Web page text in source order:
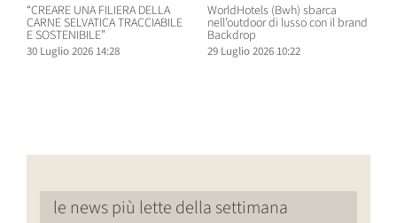
“CREARE UNA FILIERA DELLA
CARNE SELVATICA TRACCIABILE
E SOSTENIBILE”
30 Luglio 2026 14:28
WorldHotels (Bwh) sbarca
nell’outdoor di lusso con il brand
Backdrop
29 Luglio 2026 10:22
le news più lette della settimana